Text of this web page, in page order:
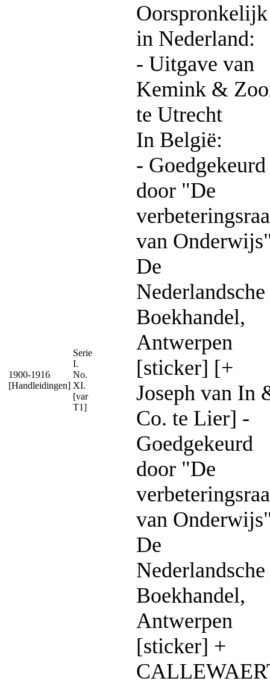
1900-1916
[Handleidingen]
Serie
I.
No.
XI.
[var
T1]
Oorspronkelijk
in Nederland:
- Uitgave van
Kemink &
te Utrecht
In België:
- Goedgekeurd
door "De
van
De
Nederlandsche
Boekhandel,
Antwerpen
[sticker] [+
Joseph van In
Co. te Lier] -
Goedgekeurd
door "De
van
De
Nederlandsche
Boekhandel,
Antwerpen
[sticker] +